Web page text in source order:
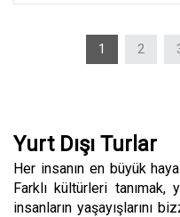
1 2
Yurt Dışı Turlar
Her insanın en büyük
Farklı kültürleri
insanların yaşayışlarını